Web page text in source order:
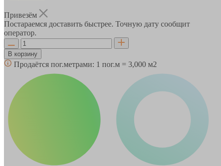
Привезём
Постараемся доставить быстрее. Точную дату сообщит
оператор.
В корзину
Продаётся пог.метрами: 1 пог.м = 3,000 м2